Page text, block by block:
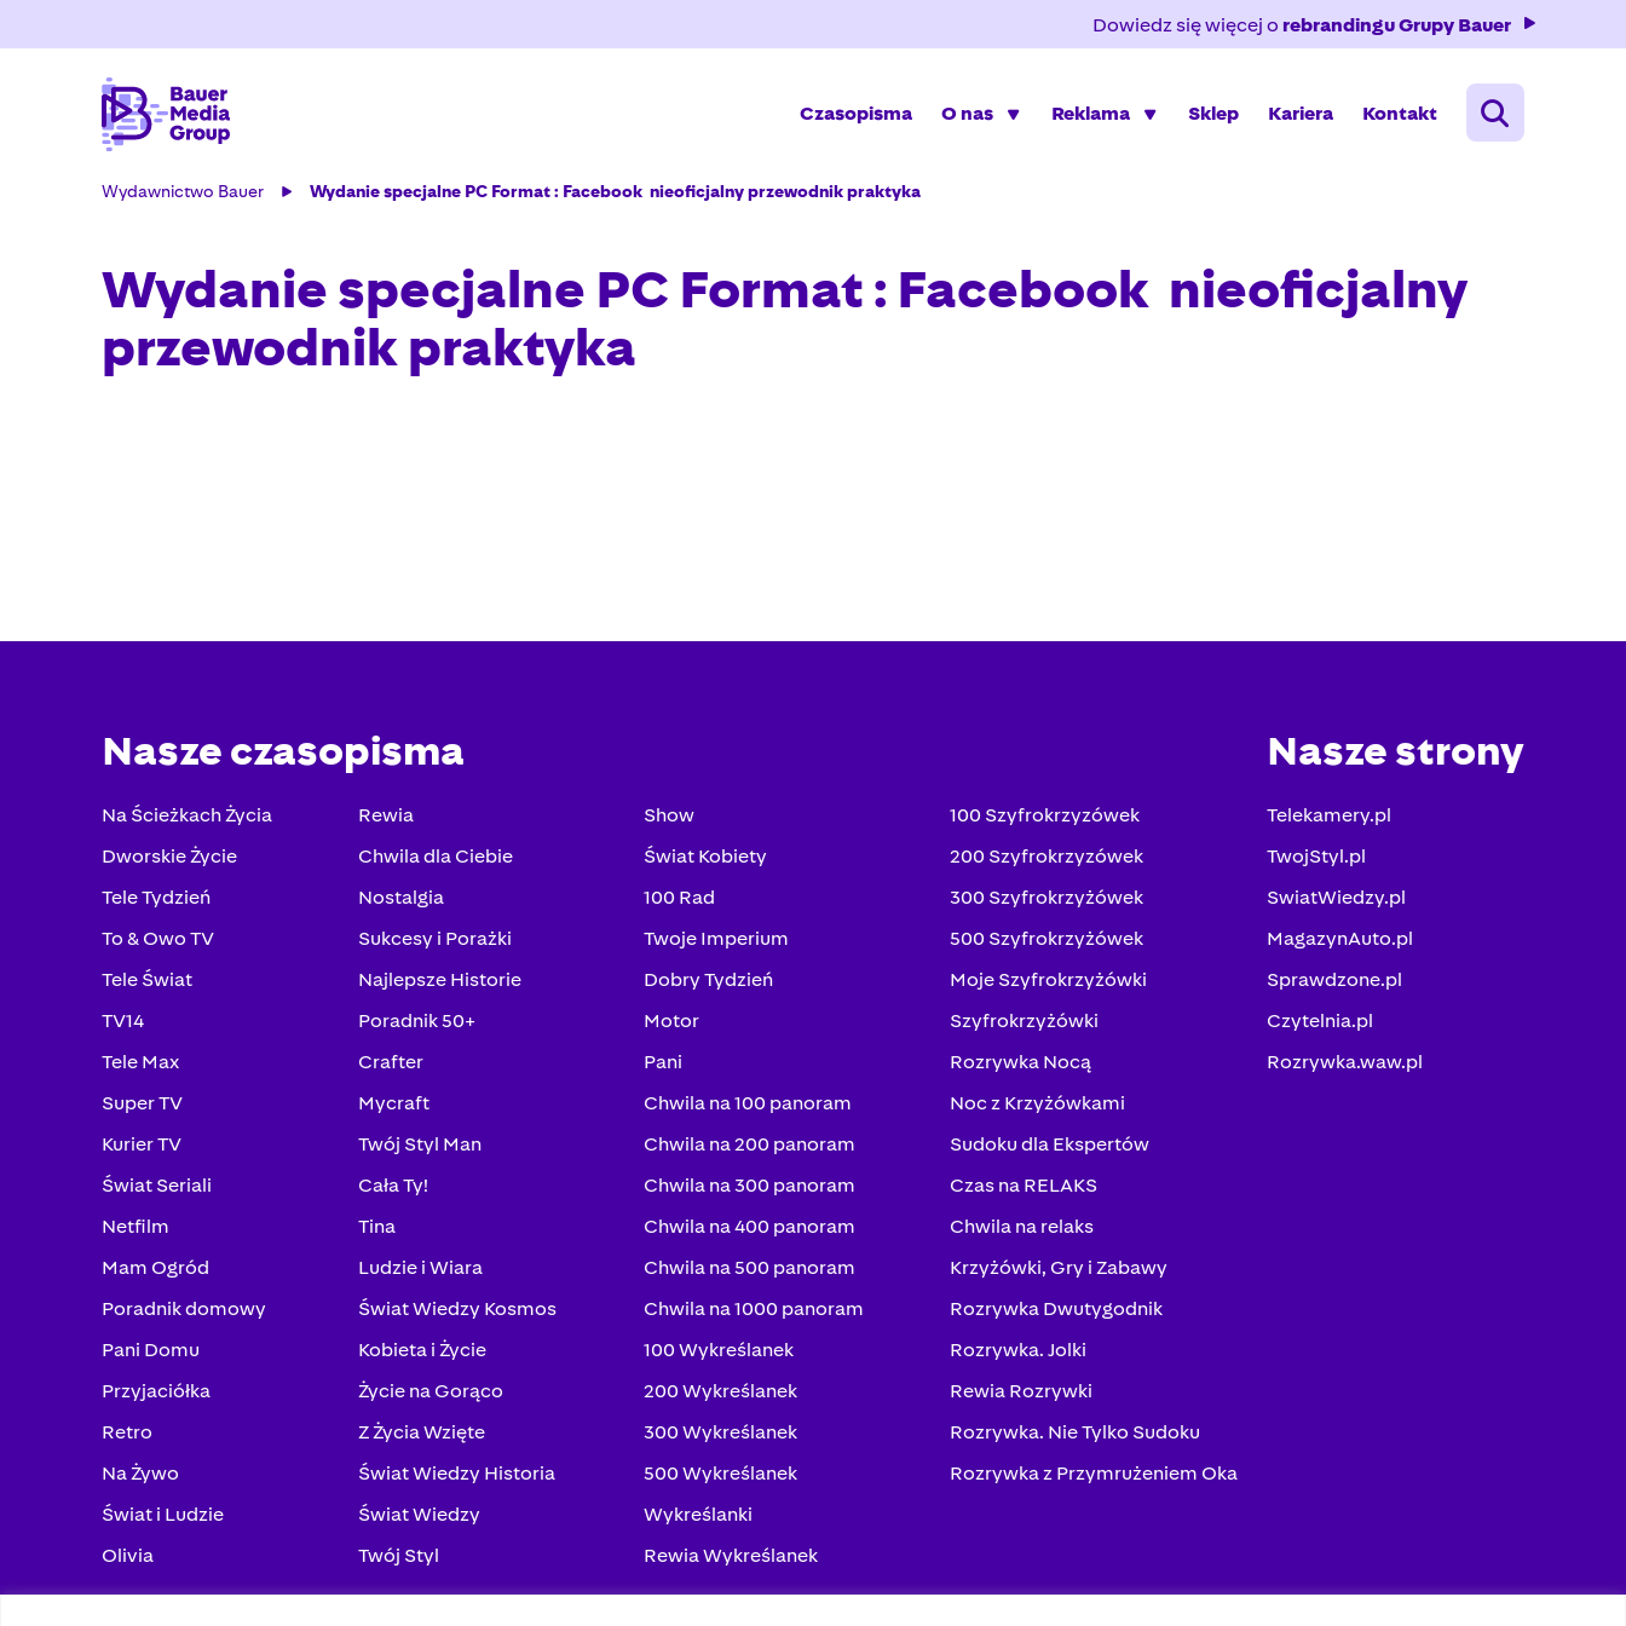
Dowiedz się więcej o rebrandingu Grupy Bauer
Czasopisma O nas Reklama Sklep Kariera Kontakt
Wydawnictwo Bauer Wydanie specjalne PC Format : Facebook  nieoficjalny przewodnik praktyka
Wydanie specjalne PC Format : Facebook  nieoficjalny
przewodnik praktyka
Nasze czasopisma
Na Ścieżkach Życia
Dworskie Życie
Tele Tydzień
To & Owo TV
Tele Świat
TV14
Tele Max
Super TV
Kurier TV
Świat Seriali
Netfilm
Mam Ogród
Poradnik domowy
Pani Domu
Przyjaciółka
Retro
Na Żywo
Świat i Ludzie
Olivia
Rewia
Chwila dla Ciebie
Nostalgia
Sukcesy i Porażki
Najlepsze Historie
Poradnik 50+
Crafter
Mycraft
Twój Styl Man
Cała Ty!
Tina
Ludzie i Wiara
Świat Wiedzy Kosmos
Kobieta i Życie
Życie na Gorąco
Z Życia Wzięte
Świat Wiedzy Historia
Świat Wiedzy
Twój Styl
Show
Świat Kobiety
100 Rad
Twoje Imperium
Dobry Tydzień
Motor
Pani
Chwila na 100 panoram
Chwila na 200 panoram
Chwila na 300 panoram
Chwila na 400 panoram
Chwila na 500 panoram
Chwila na 1000 panoram
100 Wykreślanek
200 Wykreślanek
300 Wykreślanek
500 Wykreślanek
Wykreślanki
Rewia Wykreślanek
100 Szyfrokrzyzówek
200 Szyfrokrzyzówek
300 Szyfrokrzyżówek
500 Szyfrokrzyżówek
Moje Szyfrokrzyżówki
Szyfrokrzyżówki
Rozrywka Nocą
Noc z Krzyżówkami
Sudoku dla Ekspertów
Czas na RELAKS
Chwila na relaks
Krzyżówki, Gry i Zabawy
Rozrywka Dwutygodnik
Rozrywka. Jolki
Rewia Rozrywki
Rozrywka. Nie Tylko Sudoku
Rozrywka z Przymrużeniem Oka
Nasze strony
Telekamery.pl
TwojStyl.pl
SwiatWiedzy.pl
MagazynAuto.pl
Sprawdzone.pl
Czytelnia.pl
Rozrywka.waw.pl